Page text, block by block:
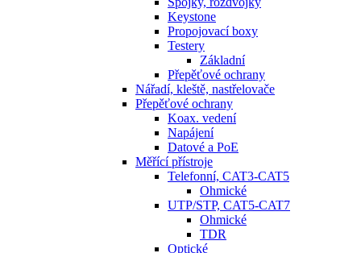
Keystone
Propojovací boxy
Testery
Základní
Přepěťové ochrany
Nářadí, kleště, nastřelovače
Přepěťové ochrany
Koax. vedení
Napájení
Datové a PoE
Měřící přístroje
Telefonní, CAT3-CAT5
Ohmické
UTP/STP, CAT5-CAT7
Ohmické
TDR
Optické